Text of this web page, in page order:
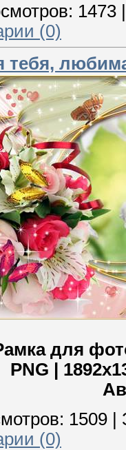
1473
(0)
тебя,
для
PNG |
1509
(0)